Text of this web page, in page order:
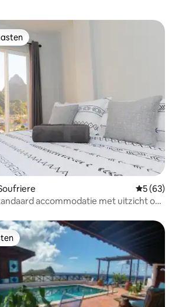
5 (63)
accommodatie met uitzicht op